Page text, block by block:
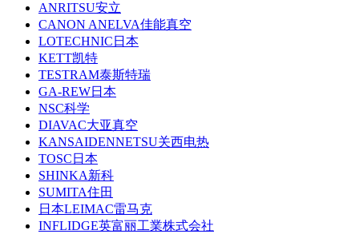
ANRITSU安立
CANON ANELVA佳能真空
LOTECHNIC日本
KETT凯特
TESTRAM泰斯特瑞
GA-REW日本
NSC科学
DIAVAC大亚真空
KANSAIDENNETSU关西电热
TOSC日本
SHINKA新科
SUMITA住田
日本LEIMAC雷马克
INFLIDGE英富丽工業株式会社